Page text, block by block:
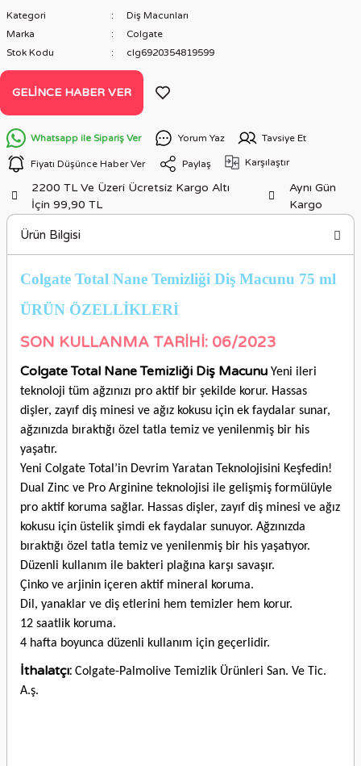
Kategori
Diş Macunları
Marka
Colgate
Stok Kodu
clg6920354819599
GELINCE HABER VER
Whatsapp ile Sipariş Ver Yorum Yaz Tavsiye Et
Fiyatı Düşünce Haber Ver Paylaş Karşılaştır
2200 TL Ve Üzeri Ücretsiz Kargo Altı
İçin 99,90 TL
Aynı Gün
Kargo
Ürün Bilgisi
Colgate Total Nane Temizliği Diş Macunu 75 ml
ÜRÜN ÖZELLİKLERİ
SON KULLANMA TARİHİ: 06/2023
Colgate Total Nane Temizliği Diş Macunu Yeni ileri
teknoloji tüm ağzınızı pro aktif bir şekilde korur. Hassas
dişler, zayıf diş minesi ve ağız kokusu için ek faydalar sunar,
ağzınızda bıraktığı özel tatla temiz ve yenilenmiş bir his
yaşatır.
Yeni Colgate Total’in Devrim Yaratan Teknolojisini Keşfedin!
Dual Zinc ve Pro Arginine teknolojisi ile gelişmiş formülüyle
pro aktif koruma sağlar. Hassas dişler, zayıf diş minesi ve ağız
kokusu için üstelik şimdi ek faydalar sunuyor. Ağzınızda
bıraktığı özel tatla temiz ve yenilenmiş bir his yaşatıyor.
Düzenli kullanım ile bakteri plağına karşı savaşır.
Çinko ve arjinin içeren aktif mineral koruma.
Dil, yanaklar ve diş etlerini hem temizler hem korur.
12 saatlik koruma.
4 hafta boyunca düzenli kullanım için geçerlidir.
İthalatçı: Colgate-Palmolive Temizlik Ürünleri San. Ve Tic.
A.ş.